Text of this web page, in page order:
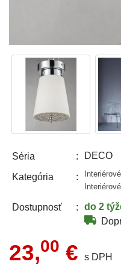
Séria DECO
Kategória Interiérové
Interiérové
Dostupnosť
do 2
23,00 €
s DPH